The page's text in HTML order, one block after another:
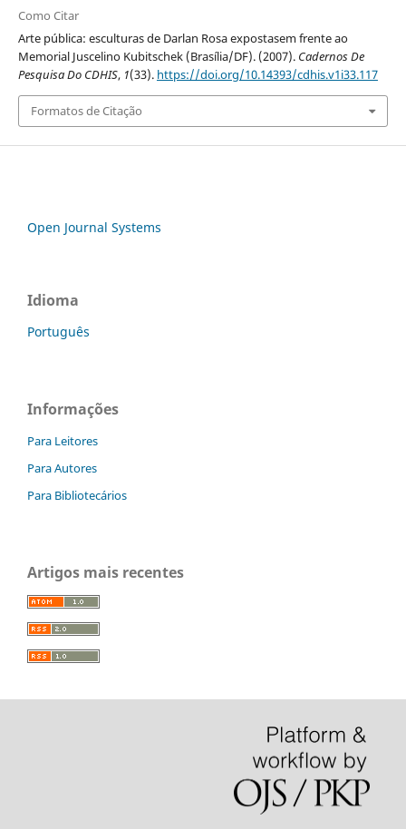
Como Citar
Arte pública: esculturas de Darlan Rosa expostasem frente ao
Memorial Juscelino Kubitschek (Brasília/DF). (2007). Cadernos De
Pesquisa Do CDHIS, 1(33). https://doi.org/10.14393/cdhis.v1i33.117
Formatos de Citação
Open Journal Systems
Idioma
Português
Informações
Para Leitores
Para Autores
Para Bibliotecários
Artigos mais recentes